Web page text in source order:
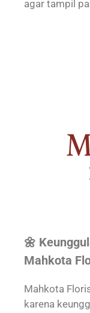
agar tampil
🌼
Mahkota
Mahkota
karena